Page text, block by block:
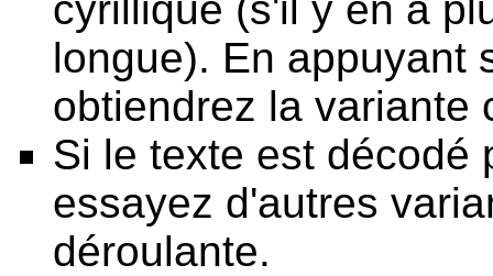
longue). En appuyant
obtiendrez la variante
Si le texte est décodé
essayez d'autres
déroulante.